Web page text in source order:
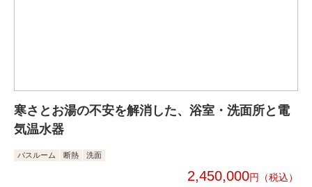
寒さとお湯の不安を解消した、浴室・洗面所と電
気温水器
バスルーム 断熱 洗面
2,450,000円